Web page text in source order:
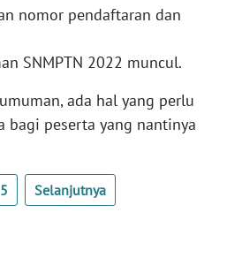
nomor pendaftaran dan
SNMPTN 2022 muncul.
ada hal yang perlu
bagi peserta yang nantinya
5 Selanjutnya